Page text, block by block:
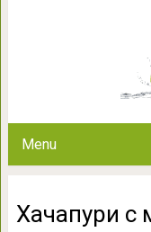
Menu
Хачапури с